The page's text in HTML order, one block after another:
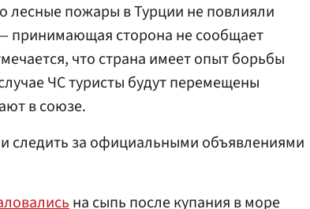
лесные пожары в Турции не повлияли
принимающая сторона не сообщает
что страна имеет опыт борьбы
ЧС туристы будут перемещены
в союзе.
следить за официальными объявлениями
на сыпь после купания в море